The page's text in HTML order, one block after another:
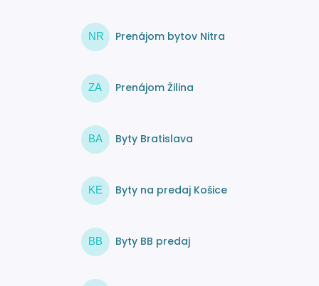
NR Prenájom bytov Nitra
ZA Prenájom Žilina
BA Byty Bratislava
KE Byty na predaj Košice
BB Byty BB predaj